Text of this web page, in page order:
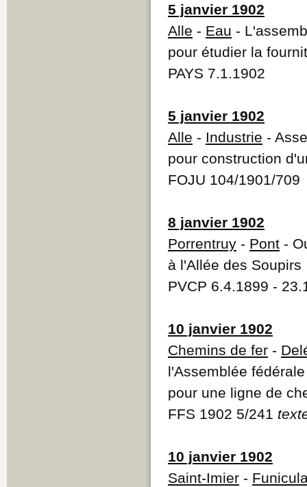
5 janvier 1902
Alle - Eau -
pour étudier la
PAYS 7.1.1902
5 janvier 1902
Alle - Industrie -
pour construction
FOJU 104/1901/709
8 janvier 1902
Porrentruy - Pont -
à l'Allée des Soupirs
PVCP 6.4.1899 -
10 janvier 1902
Chemins de fer -
l'Assemblée
pour une ligne de
FFS 1902 5/241
10 janvier 1902
Saint-Imier -